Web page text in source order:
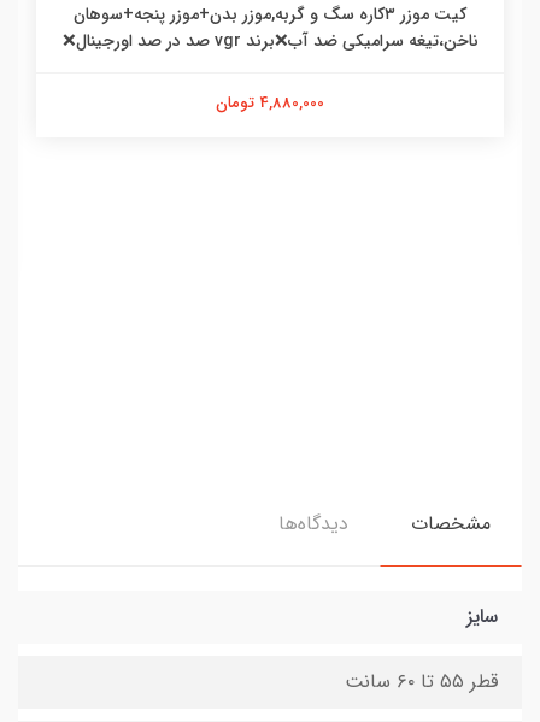
کیت موزر ۳کاره سگ و گربه,موزر بدن+موزر پنجه+سوهان
ناخن،تیغه سرامیکی ضد آب❌برند vgr صد در صد اورجینال❌
4,880,000 تومان
مشخصات دیدگاه‌ها
سایز
قطر ۵۵ تا ۶۰ سانت